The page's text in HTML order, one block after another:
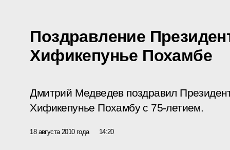
Поздравление
Хификепунье Похамбе
Дмитрий Медведев поздравил
Хификепунье Похамбу с 75-летием.
18 августа 2010 года 14:20